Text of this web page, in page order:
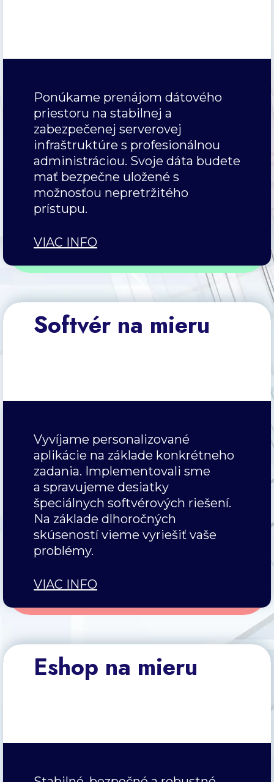
Ponúkame prenájom dátového
priestoru na stabilnej a
zabezpečenej serverovej
infraštruktúre s profesionálnou
administráciou. Svoje dáta budete
mať bezpečne uložené s
možnosťou nepretržitého
prístupu.
VIAC INFO
Softvér na mieru
Vyvíjame personalizované
aplikácie na základe konkrétneho
zadania. Implementovali sme
a spravujeme desiatky
špeciálnych softvérových riešení.
Na základe dlhoročných
skúseností vieme vyriešiť vaše
problémy.
VIAC INFO
Eshop na mieru